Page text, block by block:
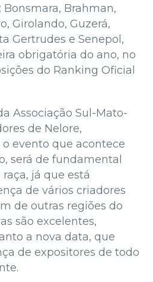
Bonsmara, Brahman,
Girolando, Guzerá,
Gertrudes e Senepol,
obrigatória do ano, no
do Ranking Oficial
Associação Sul-Mato-
de Nelore,
evento que acontece
será de fundamental
já que está
de vários criadores
de outras regiões do
são excelentes,
a nova data, que
de expositores de todo